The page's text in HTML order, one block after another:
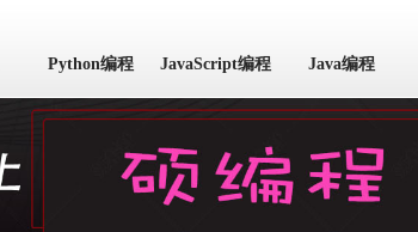
Python编程 JavaScript编程 Java编程